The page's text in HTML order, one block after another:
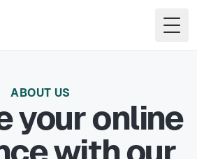
ABOUT US
your online